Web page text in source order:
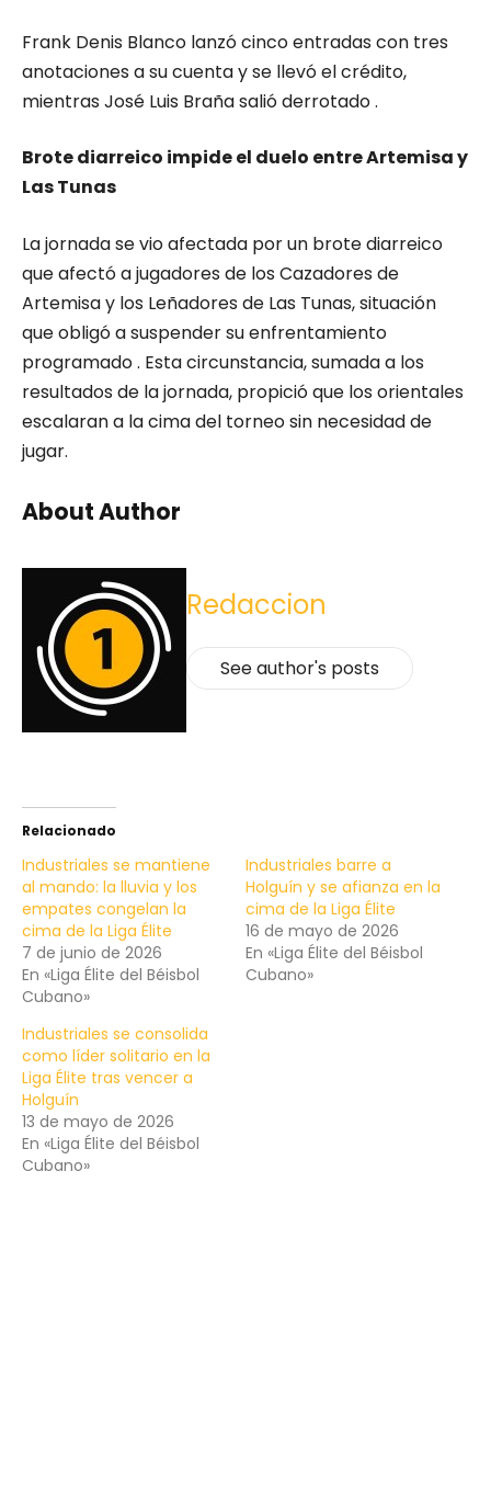
Frank Denis Blanco lanzó cinco entradas con tres
anotaciones a su cuenta y se llevó el crédito,
mientras José Luis Braña salió derrotado .
Brote diarreico impide el duelo entre Artemisa y
Las Tunas
La jornada se vio afectada por un brote diarreico
que afectó a jugadores de los Cazadores de
Artemisa y los Leñadores de Las Tunas, situación
que obligó a suspender su enfrentamiento
programado . Esta circunstancia, sumada a los
resultados de la jornada, propició que los orientales
escalaran a la cima del torneo sin necesidad de
jugar.
About Author
Redaccion
See author's posts
Relacionado
Industriales se mantiene
al mando: la lluvia y los
empates congelan la
cima de la Liga Élite
7 de junio de 2026
En «Liga Élite del Béisbol
Cubano»
Industriales barre a
Holguín y se afianza en la
cima de la Liga Élite
16 de mayo de 2026
En «Liga Élite del Béisbol
Cubano»
Industriales se consolida
como líder solitario en la
Liga Élite tras vencer a
Holguín
13 de mayo de 2026
En «Liga Élite del Béisbol
Cubano»